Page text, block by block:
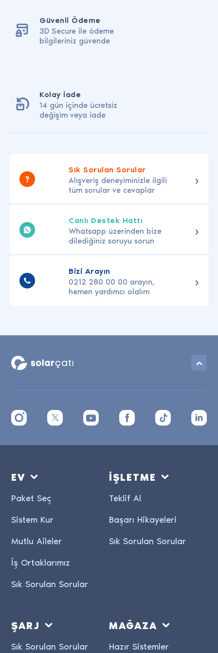
Güvenli Ödeme
3D Secure ile ödeme
bilgileriniz güvende
Kolay İade
14 gün içinde ücretsiz
değişim veya iade
Sık Sorulan Sorular
Alışveriş deneyiminizle ilgili
tüm sorular ve cevaplar
Canlı Destek Hattı
Whatsapp üzerinden bize
dilediğiniz soruyu sorun
Bizi Arayın
0212 280 00 00 arayın,
hemen yardımcı olalım
EV
Paket Seç
Sistem Kur
Mutlu Aileler
İş Ortaklarımız
Sık Sorulan Sorular
İŞLETME
Teklif Al
Başarı Hikayeleri
Sık Sorulan Sorular
ŞARJ
Sık Sorulan Sorular
MAĞAZA
Hazır Sistemler